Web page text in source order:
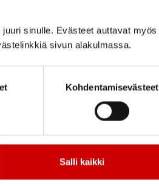
sinulle. Evästeet auttavat myös
sivun alakulmassa.
Kohdentamisevästeet
Salli kaikki
rytmihäiriöitä (SVT,
äkillinen sähkökulun
voi olla äkkikuolema.